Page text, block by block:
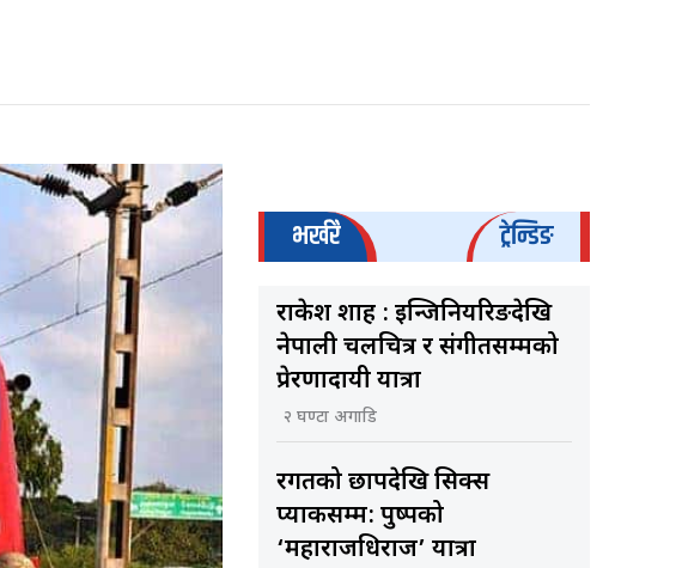
भर्खरै ट्रेन्डिङ
राकेश शाह : इन्जिनियरिङदेखि
नेपाली चलचित्र र संगीतसम्मको
प्रेरणादायी यात्रा
२ घण्टा अगाडि
रगतको छापदेखि सिक्स
प्याकसम्म: पुष्पको
‘महाराजधिराज’ यात्रा